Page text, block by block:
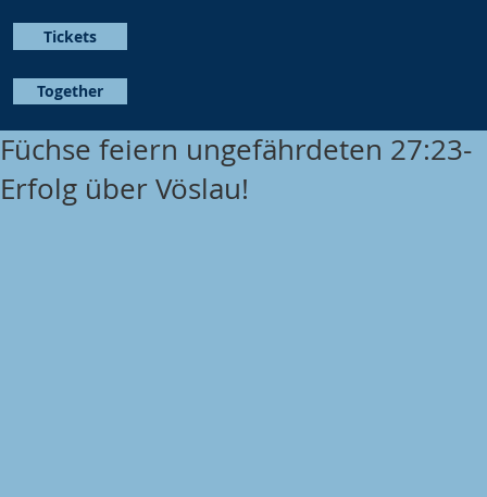
Together
Tickets
Füchse feiern ungefährdeten 27:23-
Erfolg über Vöslau!